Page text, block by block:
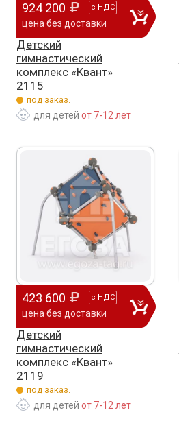
924 200 с НДС
цена без доставки
Детский
гимнастический
комплекс «Квант»
2115
под заказ.
для детей от 7-12 лет
423 600 с НДС
цена без доставки
Детский
гимнастический
комплекс «Квант»
2119
под заказ.
для детей от 7-12 лет